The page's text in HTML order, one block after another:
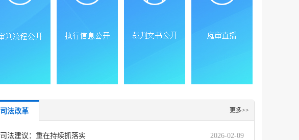
司法改革 更多>>
司法建议：重在持续抓落实
2026-02-09